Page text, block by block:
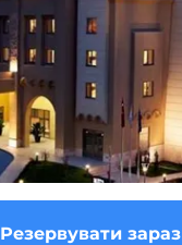
Резервувати зараз